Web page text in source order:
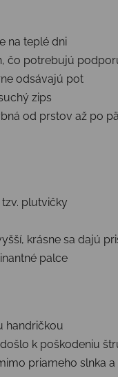
na teplé dni
čo potrebujú
odsávajú pot
zips
od prstov až po
plutvičky
krásne sa dajú
palce
handričkou
k poškodeniu
priameho slnka a